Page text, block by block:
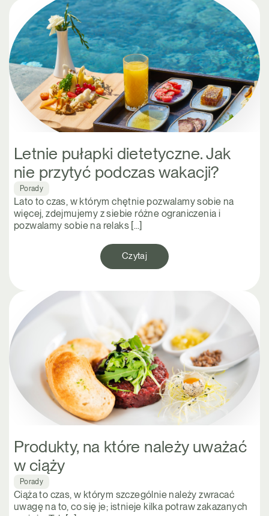
Letnie pułapki dietetyczne. Jak
nie przytyć podczas wakacji?
Porady
Lato to czas, w którym chętnie pozwalamy sobie na
więcej, zdejmujemy z siebie różne ograniczenia i
pozwalamy sobie na relaks […]
Czytaj
Produkty, na które należy uważać
w ciąży
Porady
Ciąża to czas, w którym szczególnie należy zwracać
uwagę na to, co się je; istnieje kilka potraw zakazanych